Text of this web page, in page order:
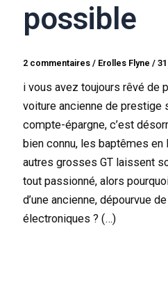
possible
2 commentaires / Erolles Flyne/
i vous avez toujours rêvé de
voiture ancienne de prestige
compte-épargne, c’est
bien connu, les baptêmes en
autres grosses GT laissent
tout passionné, alors
d’une ancienne, dépourvue de
électroniques ? (…)